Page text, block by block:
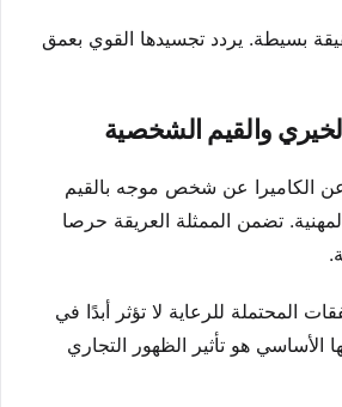
بسيطة. يردد تجسيدها القوي بعمق
والقيم الشخصية
عن الكاميرا عن شخص موجه بالقيم
تضمن الممثلة العريقة حرصا
المحتملة للرعاية لا تؤثر أبدًا في
الأساسي هو تأثير الظهور التجاري